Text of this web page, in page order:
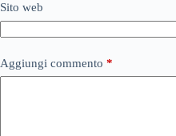
Sito web
Aggiungi commento *